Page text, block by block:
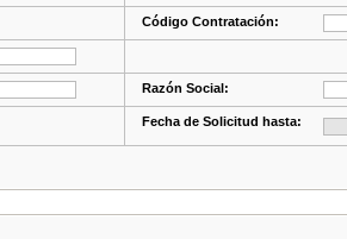
Código Contratación:
Razón Social:
Fecha de Solicitud hasta: